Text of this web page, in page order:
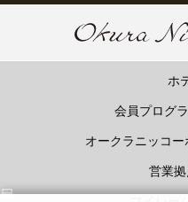
ホ
会員プログ
オークラニッコ
営業